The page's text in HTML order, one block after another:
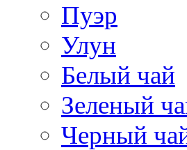
Пуэр
Улун
Белый чай
Зеленый
Черный